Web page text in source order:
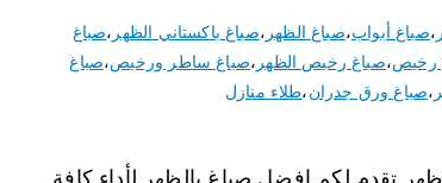
،صباغ أبواب،صباغ الظهر ،صباغ باكستاني الظهر ،صباغ
رخيص،صباغ رخيص الظهر ،صباغ ساطر ورخيص،صباغ
،صباغ ورق جدران،طلاء منازل
تقدم لكم افضل صباغ بالظهر لأداء كافة